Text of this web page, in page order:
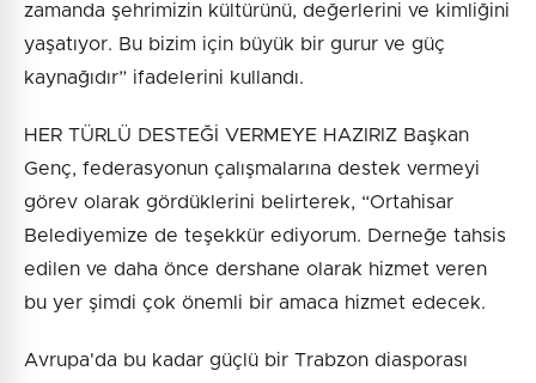
zamanda şehrimizin kültürünü, değerlerini ve kimliğini
yaşatıyor. Bu bizim için büyük bir gurur ve güç
kaynağıdır” ifadelerini kullandı.
HER TÜRLÜ DESTEĞİ VERMEYE HAZIRIZ Başkan
Genç, federasyonun çalışmalarına destek vermeyi
görev olarak gördüklerini belirterek, “Ortahisar
Belediyemize de teşekkür ediyorum. Derneğe tahsis
edilen ve daha önce dershane olarak hizmet veren
bu yer şimdi çok önemli bir amaca hizmet edecek.
Avrupa'da bu kadar güçlü bir Trabzon diasporası